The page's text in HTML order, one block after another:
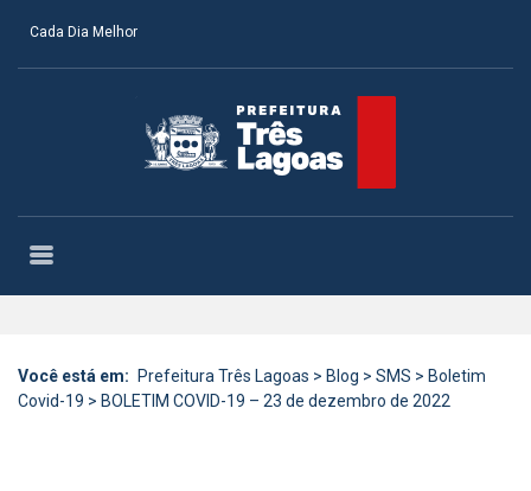
Cada Dia Melhor
Você está em: Prefeitura Três Lagoas > Blog > SMS > Boletim
Covid-19 > BOLETIM COVID-19 – 23 de dezembro de 2022